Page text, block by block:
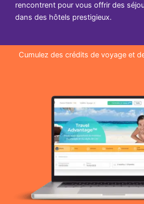
rencontrent pour vous offrir des
dans des hôtels prestigieux.
Cumulez des crédits de voyage et